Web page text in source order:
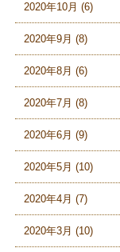
2020年10月 (6)
2020年9月 (8)
2020年8月 (6)
2020年7月 (8)
2020年6月 (9)
2020年5月 (10)
2020年4月 (7)
2020年3月 (10)